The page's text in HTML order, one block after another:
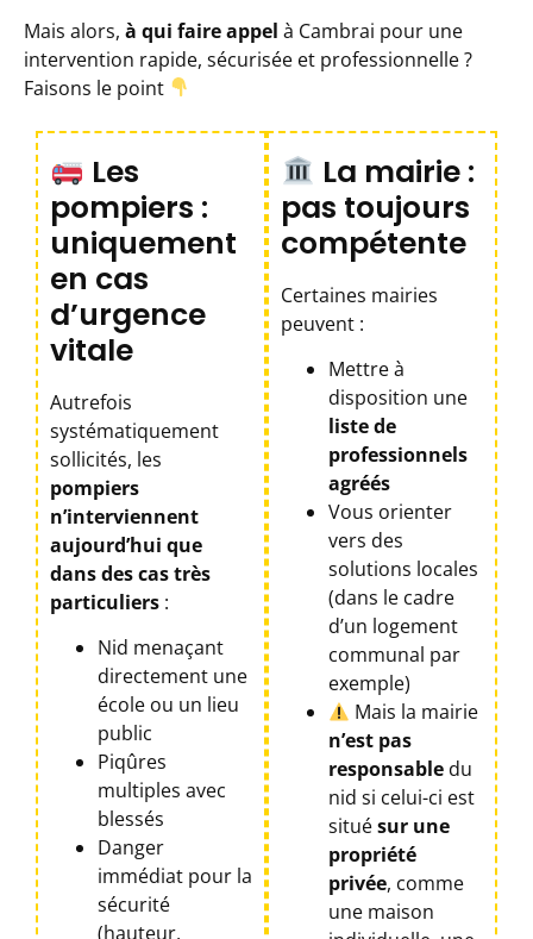
Mais alors, à qui faire appel à Cambrai pour une
intervention rapide, sécurisée et professionnelle ?
Faisons le point
Les
pompiers :
uniquement
en cas
d’urgence
vitale
Autrefois
systématiquement
sollicités, les
pompiers
n’interviennent
aujourd’hui que
dans des cas très
particuliers :
Nid menaçant
directement une
école ou un lieu
public
Piqûres
multiples avec
blessés
Danger
immédiat pour la
sécurité
(hauteur,
La mairie :
pas toujours
compétente
Certaines mairies
peuvent :
Mettre à
disposition une
liste de
professionnels
agréés
Vous orienter
vers des
solutions locales
(dans le cadre
d’un logement
communal par
exemple)
Mais la mairie
n’est pas
responsable du
nid si celui-ci est
situésur une
propriété
privée, comme
une maison